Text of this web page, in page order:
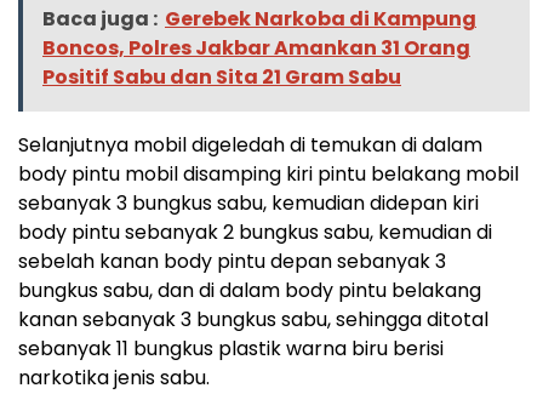
Baca juga : Gerebek Narkoba di Kampung
Boncos, Polres Jakbar Amankan 31 Orang
Positif Sabu dan Sita 21 Gram Sabu
Selanjutnya mobil digeledah di temukan di dalam
body pintu mobil disamping kiri pintu belakang mobil
sebanyak 3 bungkus sabu, kemudian didepan kiri
body pintu sebanyak 2 bungkus sabu, kemudian di
sebelah kanan body pintu depan sebanyak 3
bungkus sabu, dan di dalam body pintu belakang
kanan sebanyak 3 bungkus sabu, sehingga ditotal
sebanyak 11 bungkus plastik warna biru berisi
narkotika jenis sabu.